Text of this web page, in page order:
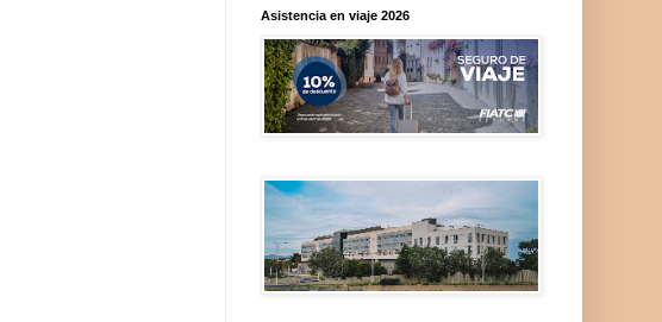
Asistencia en viaje 2026